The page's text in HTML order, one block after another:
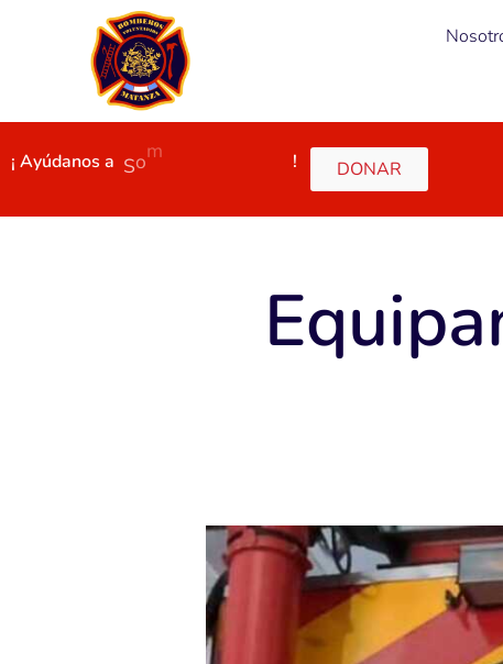
¡ Ayúdanos a Som ! DONAR